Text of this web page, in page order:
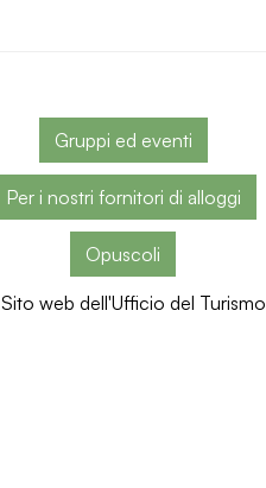
Gruppi ed eventi
Per i nostri fornitori di alloggi
Opuscoli
Sito web dell'Ufficio del Turismo